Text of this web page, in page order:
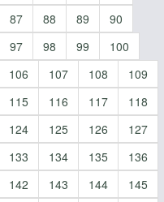
87 88 89
90
97 98 99
100
106 107 108
109
115 116 117
118
124 125 126
127
133 134 135
136
142 143 144
145